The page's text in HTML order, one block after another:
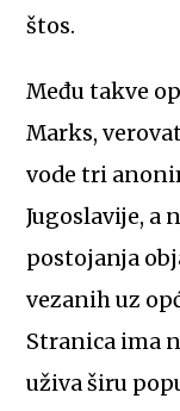
štos.
Među takve
Marks,
vode tri
Jugoslavije, a
postojanja
vezanih uz
Stranica ima
uživa širu